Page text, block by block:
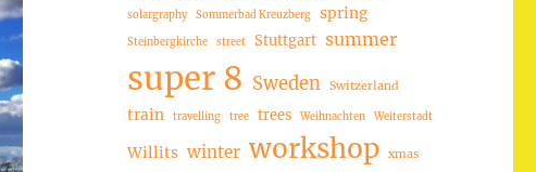
solargraphy Sommerbad Kreuzberg spring
Steinbergkirche street Stuttgart summer
super 8 Sweden Switzerland
train travelling tree trees Weihnachten Weiterstadt
Willits winter workshop xmas